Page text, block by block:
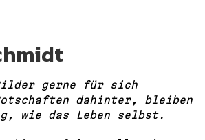
gerne für sich
dahinter, bleiben
wie das Leben selbst.